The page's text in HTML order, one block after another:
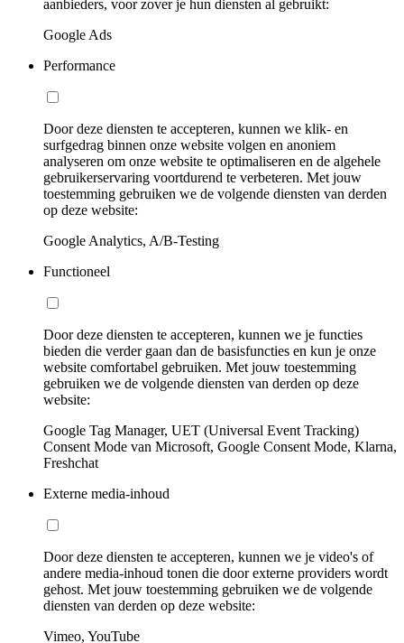
aanbieders, voor zover je hun diensten al gebruikt:
Google Ads
Performance
Door deze diensten te accepteren, kunnen we klik- en
surfgedrag binnen onze website volgen en anoniem
analyseren om onze website te optimaliseren en de algehele
gebruikerservaring voortdurend te verbeteren. Met jouw
toestemming gebruiken we de volgende diensten van derden
op deze website:
Google Analytics, A/B-Testing
Functioneel
Door deze diensten te accepteren, kunnen we je functies
bieden die verder gaan dan de basisfuncties en kun je onze
website comfortabel gebruiken. Met jouw toestemming
gebruiken we de volgende diensten van derden op deze
website:
Google Tag Manager, UET (Universal Event Tracking)
Consent Mode van Microsoft, Google Consent Mode, Klarna,
Freshchat
Externe media-inhoud
Door deze diensten te accepteren, kunnen we je video's of
andere media-inhoud tonen die door externe providers wordt
gehost. Met jouw toestemming gebruiken we de volgende
diensten van derden op deze website:
Vimeo, YouTube